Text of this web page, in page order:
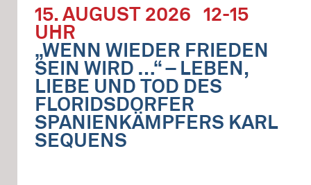
15. AUGUST 2026 12-15
UHR
„WENN WIEDER FRIEDEN
SEIN WIRD …“ – LEBEN,
LIEBE UND TOD DES
FLORIDSDORFER
SPANIENKÄMPFERS KARL
SEQUENS